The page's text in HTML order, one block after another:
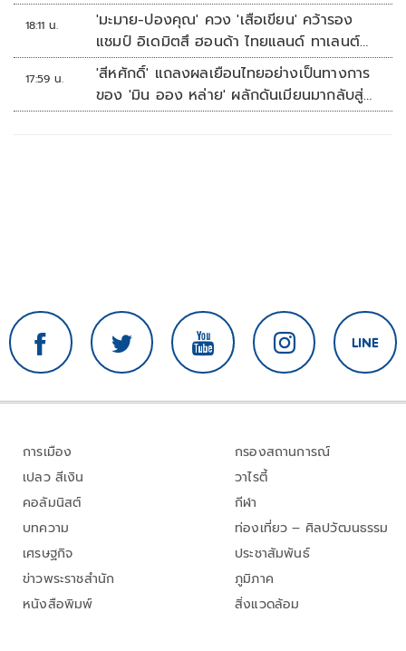
18:11 น.
'มะมาย-ปองคุณ' ควง 'เสือเขียน' คว้ารอง
แชมป์ อิเดมิตสึ ฮอนด้า ไทยแลนด์ ทาเลนต์
คัพ สนาม 3
17:59 น.
'สีหศักดิ์' แถลงผลเยือนไทยอย่างเป็นทางการ
ของ 'มิน ออง หล่าย' ผลักดันเมียนมากลับสู่
อาเซียน
การเมือง
เปลว สีเงิน
คอลัมนิสต์
บทความ
เศรษฐกิจ
ข่าวพระราชสำนัก
หนังสือพิมพ์
กรองสถานการณ์
วาไรตี้
กีฬา
ท่องเที่ยว – ศิลปวัฒนธรรม
ประชาสัมพันธ์
ภูมิภาค
สิ่งแวดล้อม